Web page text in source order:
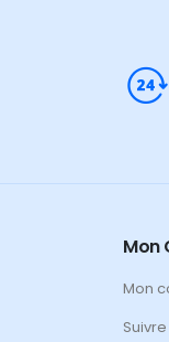
Mon
Mon